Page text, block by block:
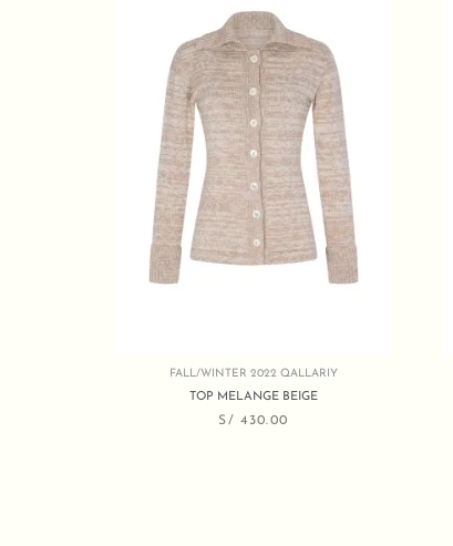
FALL/WINTER 2022 QALLARIY
TOP MELANGE BEIGE
S/ 430.00